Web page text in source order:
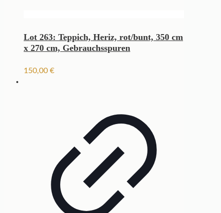
Lot 263: Teppich, Heriz, rot/bunt, 350 cm
x 270 cm, Gebrauchsspuren
150,00 €